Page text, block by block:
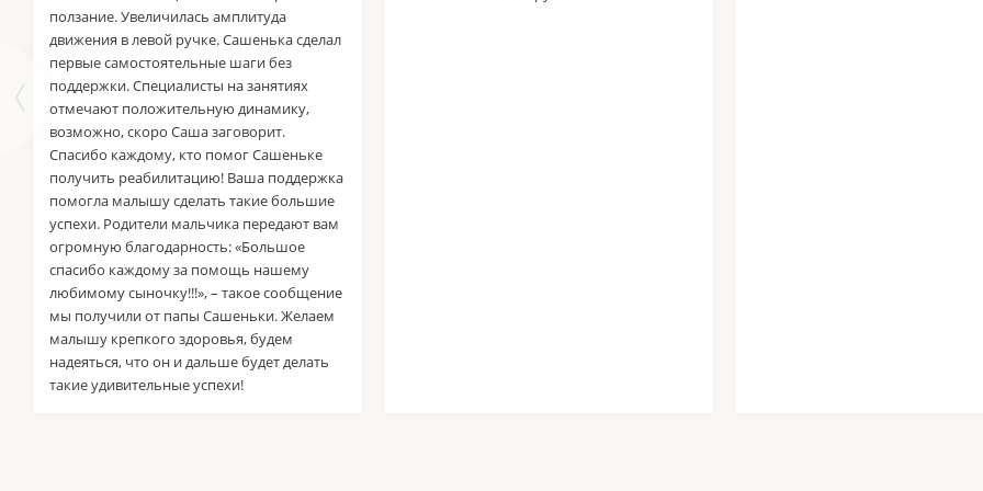
ползание. Увеличилась амплитуда
движения в левой ручке. Сашенька сделал
первые самостоятельные шаги без
поддержки. Специалисты на занятиях
отмечают положительную динамику,
возможно, скоро Саша заговорит.
Спасибо каждому, кто помог Сашеньке
получить реабилитацию! Ваша поддержка
помогла малышу сделать такие большие
успехи. Родители мальчика передают вам
огромную благодарность: «Большое
спасибо каждому за помощь нашему
любимому сыночку!!!», – такое сообщение
мы получили от папы Сашеньки. Желаем
малышу крепкого здоровья, будем
надеяться, что он и дальше будет делать
такие удивительные успехи!